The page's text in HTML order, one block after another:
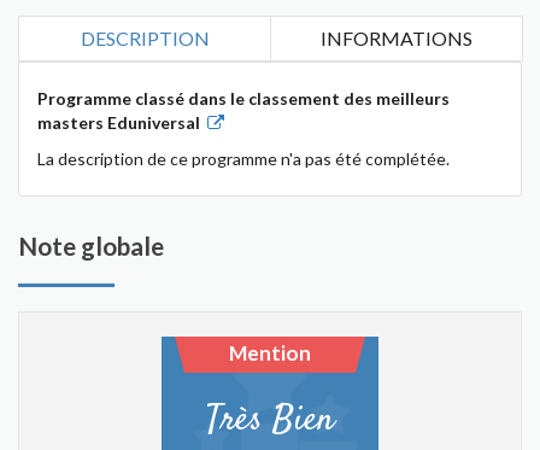
DESCRIPTION INFORMATIONS
Programme classé dans le classement des meilleurs
masters Eduniversal
La description de ce programme n'a pas été complétée.
Note globale
Mention
Très Bien